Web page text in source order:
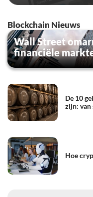
Blockchain Nieuws
Wall Street
financiële
De 10
zijn: van
Hoe